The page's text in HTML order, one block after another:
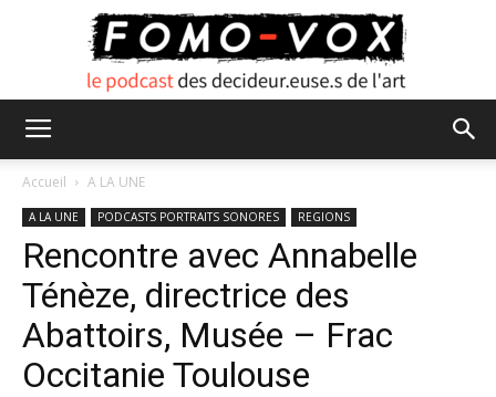
VOX
Accueil A LA UNE
A LA UNE PODCASTS PORTRAITS SONORES REGIONS
Rencontre avec Annabelle
Ténèze, directrice des
Abattoirs, Musée – Frac
Occitanie Toulouse